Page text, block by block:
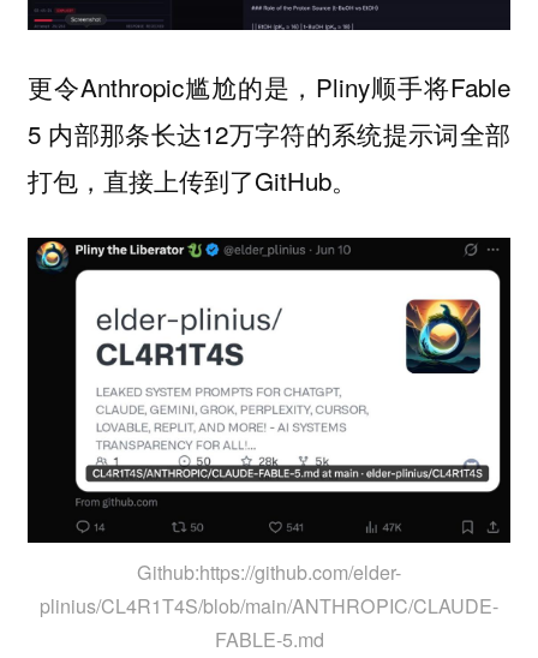
更令Anthropic尴尬的是，Pliny顺手将Fable
5 内部那条长达12万字符的系统提示词全部
打包，直接上传到了GitHub。
Github:https://github.com/elder-
plinius/CL4R1T4S/blob/main/ANTHROPIC/CLAUDE-
FABLE-5.md